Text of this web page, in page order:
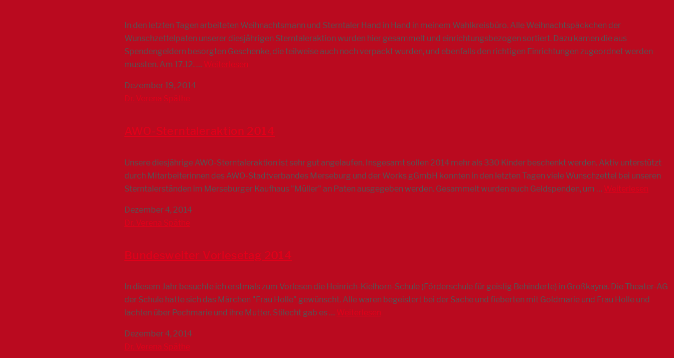
In den letzten Tagen arbeiteten Weihnachtsmann und Sterntaler Hand in Hand in meinem Wahlkreisbüro. Alle Weihnachtspäckchen der
Wunschzettelpaten unserer diesjährigen Sterntaleraktion wurden hier gesammelt und einrichtungsbezogen sortiert. Dazu kamen die aus
Spendengeldern besorgten Geschenke, die teilweise auch noch verpackt wurden, und ebenfalls den richtigen Einrichtungen zugeordnet werden
mussten. Am 17.12. … Weiterlesen
Dezember 19, 2014
Dr. Verena Späthe
AWO-Sterntaleraktion 2014
Unsere diesjährige AWO-Sterntaleraktion ist sehr gut angelaufen. Insgesamt sollen 2014 mehr als 330 Kinder beschenkt werden. Aktiv unterstützt
durch Mitarbeiterinnen des AWO-Stadtverbandes Merseburg und der Works gGmbH konnten in den letzten Tagen viele Wunschzettel bei unseren
Sterntalerständen im Merseburger Kaufhaus "Müller" an Paten ausgegeben werden. Gesammelt wurden auch Geldspenden, um … Weiterlesen
Dezember 4, 2014
Dr. Verena Späthe
Bundesweiter Vorlesetag 2014
In diesem Jahr besuchte ich erstmals zum Vorlesen die Heinrich-Kielhorn-Schule (Förderschule für geistig Behinderte) in Großkayna. Die Theater-AG
der Schule hatte sich das Märchen "Frau Holle" gewünscht. Alle waren begeistert bei der Sache und fieberten mit Goldmarie und Frau Holle und
lachten über Pechmarie und ihre Mutter. Stilecht gab es … Weiterlesen
Dezember 4, 2014
Dr. Verena Späthe